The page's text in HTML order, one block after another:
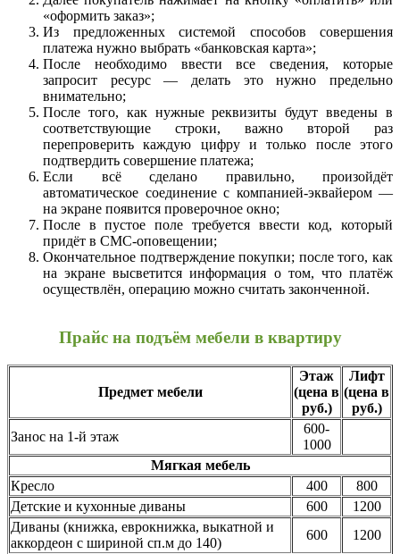
«оформить заказ»;
Из предложенных системой способов совершения
платежа нужно выбрать «банковская карта»;
После необходимо ввести все сведения, которые
запросит ресурс — делать это нужно предельно
внимательно;
После того, как нужные реквизиты будут введены в
соответствующие строки, важно второй раз
перепроверить каждую цифру и только после этого
подтвердить совершение платежа;
Если всё сделано правильно, произойдёт
автоматическое соединение с компанией-эквайером —
на экране появится проверочное окно;
После в пустое поле требуется ввести код, который
придёт в СМС-оповещении;
Окончательное подтверждение покупки; после того, как
на экране высветится информация о том, что платёж
осуществлён, операцию можно считать законченной.
Прайс на подъём мебели в квартиру
Предмет мебели
Этаж
(цена в
руб.)
Лифт
(цена в
руб.)
Занос на 1-й этаж
600-
1000
Мягкая мебель
Кресло
400
800
Детские и кухонные диваны
600
1200
Диваны (книжка, еврокнижка, выкатной и
аккордеон с шириной сп.м до 140)
600
1200